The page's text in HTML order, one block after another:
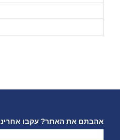
אהבתם את האתר? עקבו